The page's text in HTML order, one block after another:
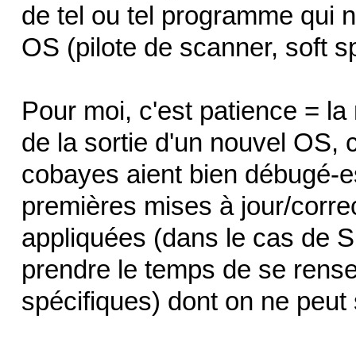
de tel ou tel programme qui
OS (pilote de scanner, soft
Pour moi, c'est patience =
de la sortie d'un nouvel OS,
cobayes aient bien débugé-
premières mises à jour/
appliquées (dans le cas de
prendre le temps de se
spécifiques) dont on ne peut